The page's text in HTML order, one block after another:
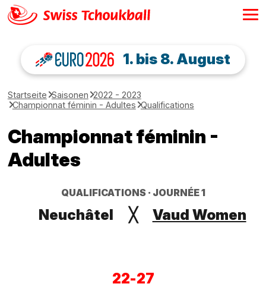
1. bis 8. August
Startseite Saisonen 2022 - 2023
Championnat féminin - Adultes Qualifications
Championnat féminin -
Adultes
QUALIFICATIONS JOURNÉE 1
Neuchâtel ╳ Vaud Women
22-27